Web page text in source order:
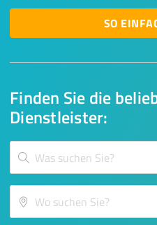
Finden Sie die
Dienstleister:
SO